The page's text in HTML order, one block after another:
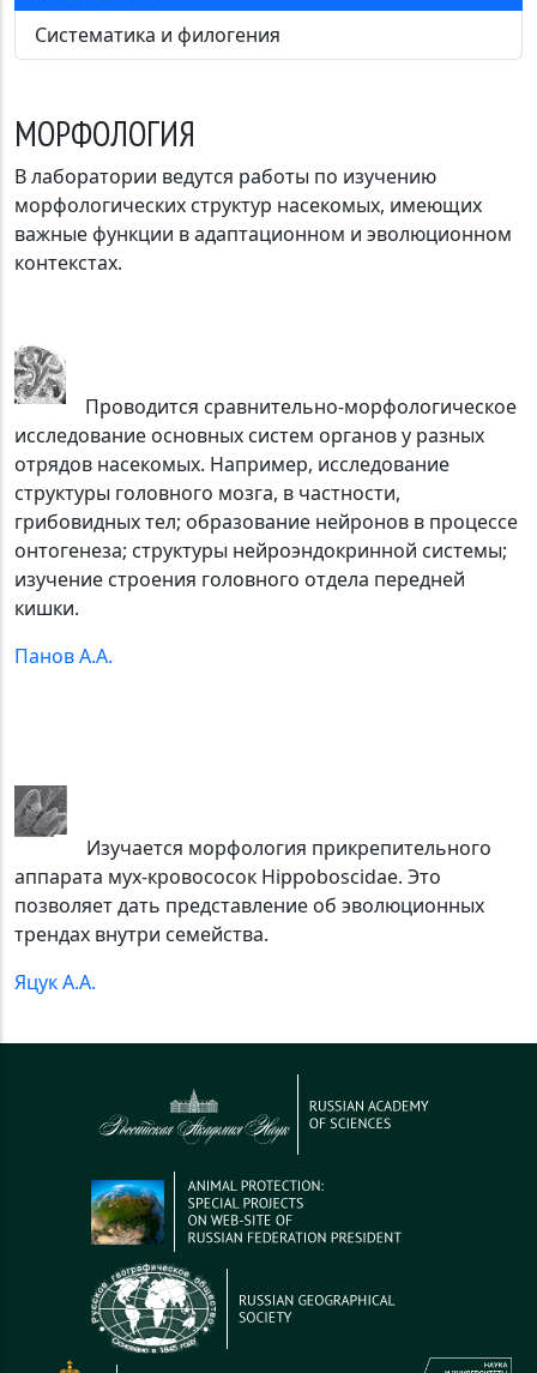
Систематика и филогения
МОРФОЛОГИЯ
В лаборатории ведутся работы по изучению
морфологических структур насекомых, имеющих
важные функции в адаптационном и эволюционном
контекстах.
Проводится сравнительно-морфологическое
исследование основных систем органов у разных
отрядов насекомых. Например, исследование
структуры головного мозга, в частности,
грибовидных тел; образование нейронов в процессе
онтогенеза; структуры нейроэндокринной системы;
изучение строения головного отдела передней
кишки.
Панов А.А.
Изучается морфология прикрепительного
аппарата мух-кровососок Hippoboscidae. Это
позволяет дать представление об эволюционных
трендах внутри семейства.
Яцук А.А.